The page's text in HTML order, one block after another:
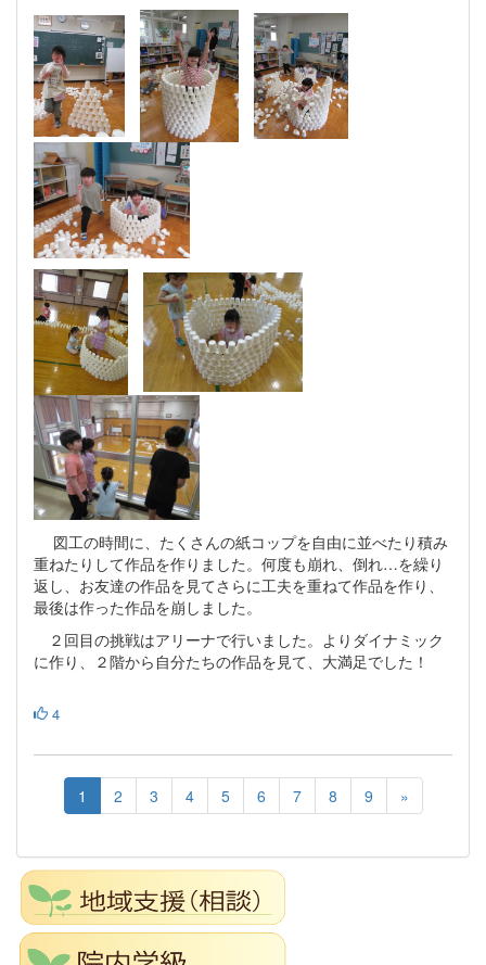
図工の時間に、たくさんの紙コップを自由に並べたり積み
重ねたりして作品を作りました。何度も崩れ、倒れ…を繰り
返し、お友達の作品を見てさらに工夫を重ねて作品を作り、
最後は作った作品を崩しました。
２回目の挑戦はアリーナで行いました。よりダイナミック
に作り、２階から自分たちの作品を見て、大満足でした！
4
1 2 3 4 5 6 7 8 9 »